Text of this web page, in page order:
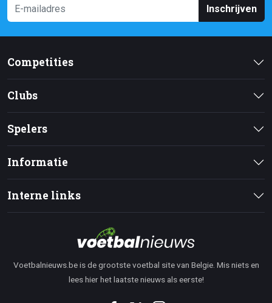
Inschrijven
Competities
Clubs
Spelers
Informatie
Interne links
Voetbalnieuws.be is de grootste voetbal site van Belgie. Mis niets en
lees hier het laatste nieuws als eerste!